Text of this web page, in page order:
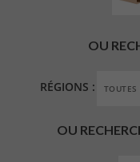
OU
RÉGIONS :
OU